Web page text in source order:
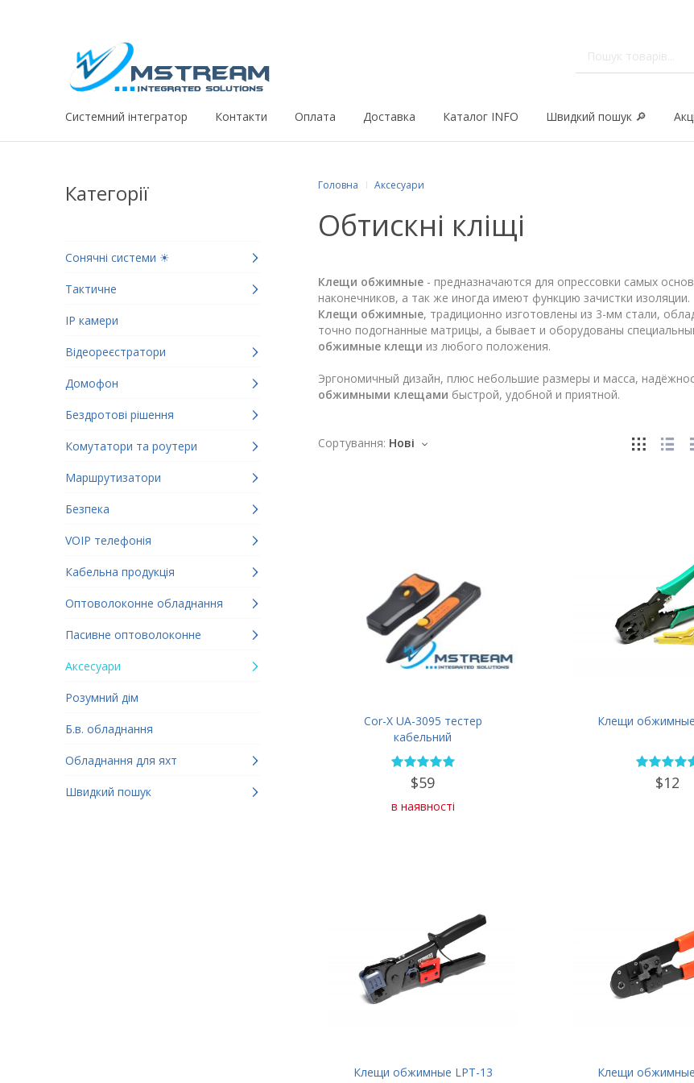
Системний iнтегратор Контакти Оплата Доставка Каталог INFO Швидкий пошук 🔎
Категорії
Сонячні системи ☀
Тактичне
IP камери
Відеореєстратори
Домофон
Бездротові рішення
Комутатори та роутери
Маршрутизатори
Безпека
VOIP телефонія
Кабельна продукція
Оптоволоконне обладнання
Пасивне оптоволоконне
Аксесуари
Розумний дім
Б.в. обладнання
Обладнання для яхт
Швидкий пошук
Головна Аксесуари
Обтискні кліщі
Клещи обжимные- предназначаются для опрессовки самых
наконечников, а так же иногда имеют функцию зачистки изоляции.
Клещи обжимные, традиционно изготовлены из 3-мм стали,
точно подогнанные матрицы, а бывает и оборудованы
обжимные клещи из любого положения.
Эргономичный дизайн, плюс небольшие размеры и масса,
обжимными клещами быстрой, удобной и приятной.
Сортування: Нові
Cor-X UA-3095 тестер
кабельний
$59
в наявності
Клещи
$12
Клещи обжимные LPT-13 Клещи